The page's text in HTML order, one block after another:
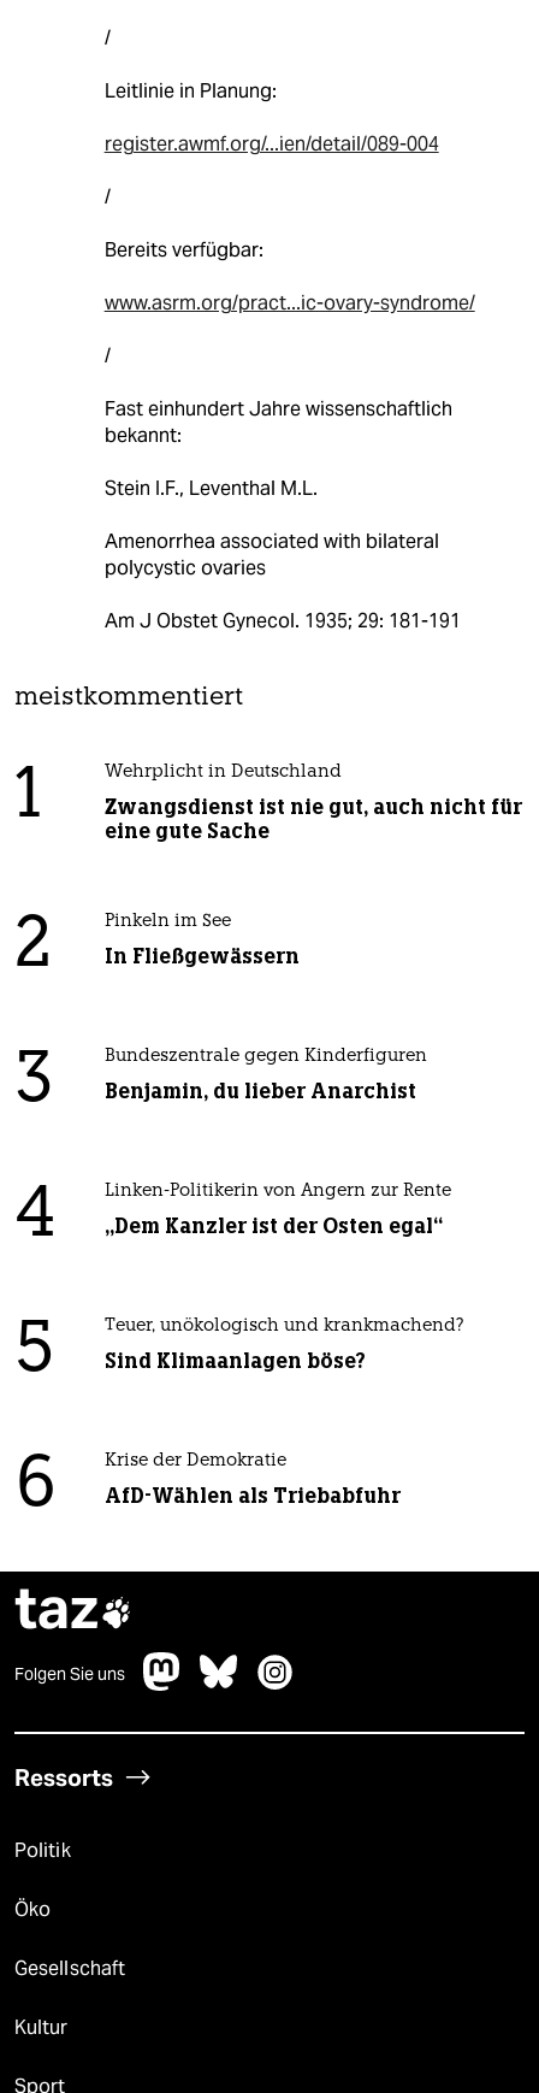
/
Leitlinie in Planung:
register.awmf.org/...ien/detail/089-004
/
Bereits verfügbar:
www.asrm.org/pract...ic-ovary-syndrome/
/
Fast einhundert Jahre wissenschaftlich
bekannt:
Stein I.F., Leventhal M.L.
Amenorrhea associated with bilateral
polycystic ovaries
Am J Obstet Gynecol. 1935; 29: 181-191
meistkommentiert
1 Wehrplicht in Deutschland
Zwangsdienst ist nie gut, auch nicht für
eine gute Sache
2 Pinkeln im See
In Fließgewässern
3 Bundeszentrale gegen Kinderfiguren
Benjamin, du lieber Anarchist
4 Linken-Politikerin von Angern zur Rente
„Dem Kanzler ist der Osten egal“
5 Teuer, unökologisch und krankmachend?
Sind Klimaanlagen böse?
6 Krise der Demokratie
AfD-Wählen als Triebabfuhr
taz
Folgen Sie uns
Ressorts
Politik
Öko
Gesellschaft
Kultur
Sport